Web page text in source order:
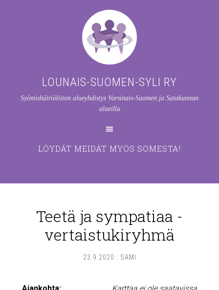
LOUNAIS-SUOMEN-SYLI RY
Syömishäiriöliiton alueyhdistys Varsinais-Suomen ja Satakunnan
alueilla
LÖYDÄT MEIDÄT MYÖS SOMESTA!
Teetä ja sympatiaa -
vertaistukiryhmä
23.9.2020 : SAMI